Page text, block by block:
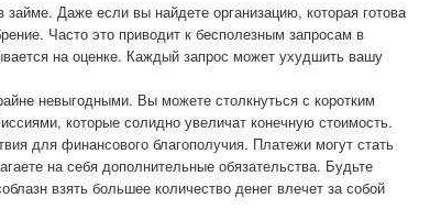
Даже если вы найдете организацию, которая готова
Часто это приводит к бесполезным запросам в
на оценке. Каждый запрос может ухудшить вашу
невыгодными. Вы можете столкнуться с коротким
которые солидно увеличат конечную стоимость.
для финансового благополучия. Платежи могут стать
на себя дополнительные обязательства. Будьте
взять большее количество денег влечет за собой